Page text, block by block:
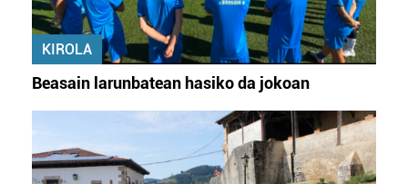
KIROLA
Beasain larunbatean hasiko da jokoan